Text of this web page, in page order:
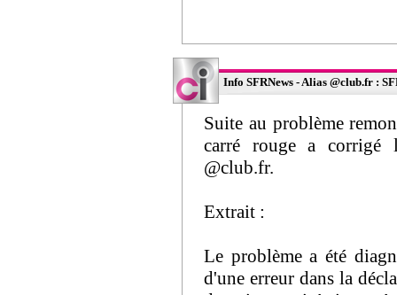
Info SFRNews - Alias @club.fr :
Suite au problème
carré rouge a corrigé
@club.fr.
Extrait :
Le problème a été
d'une erreur dans la